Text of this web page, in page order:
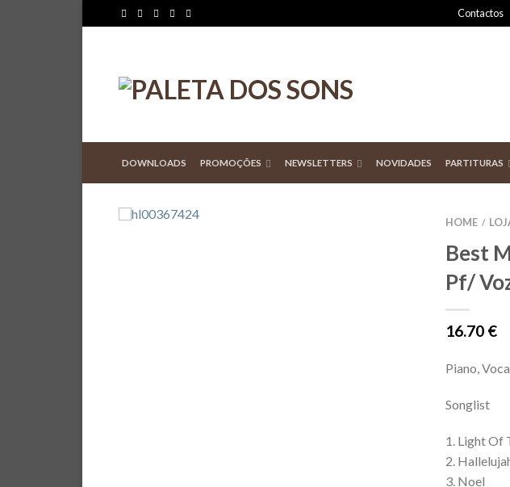
Contactos
DOWNLOADS PROMOÇÕES NEWSLETTERS NOVIDADES PARTITURAS
HOME /
Best
Pf/
16.70 €
Piano,
Songlist
1. Light Of
2.
3. Noel